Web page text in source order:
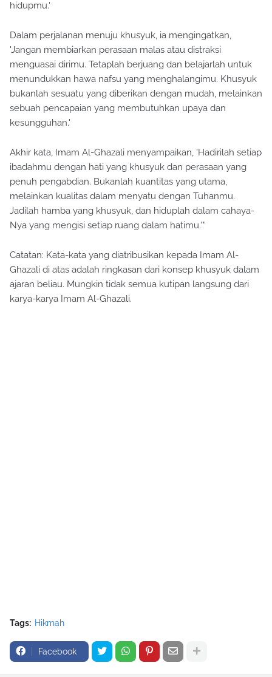
hidupmu.'
Dalam perjalanan menuju khusyuk, ia mengingatkan,
'Jangan membiarkan perasaan malas atau distraksi
menguasai dirimu. Tetaplah berjuang dan belajarlah untuk
menundukkan hawa nafsu yang menghalangimu. Khusyuk
bukanlah sesuatu yang diberikan dengan mudah, melainkan
sebuah pencapaian yang membutuhkan upaya dan
kesungguhan.'
Akhir kata, Imam Al-Ghazali menyampaikan, 'Hadirilah setiap
ibadahmu dengan hati yang khusyuk dan perasaan yang
penuh pengabdian. Bukanlah kuantitas yang utama,
melainkan kualitas dalam menyatu dengan Tuhanmu.
Jadilah hamba yang khusyuk, dan hiduplah dalam cahaya-
Nya yang mengisi setiap ruang dalam hatimu.'"
Catatan: Kata-kata yang diatribusikan kepada Imam Al-
Ghazali di atas adalah ringkasan dari konsep khusyuk dalam
ajaran beliau. Mungkin tidak semua kutipan langsung dari
karya-karya Imam Al-Ghazali.
Tags: Hikmah
Facebook